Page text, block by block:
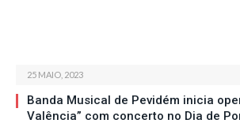
25 MAIO, 2023
Banda Musical de Pevidém inicia
Valência” com concerto no Dia de